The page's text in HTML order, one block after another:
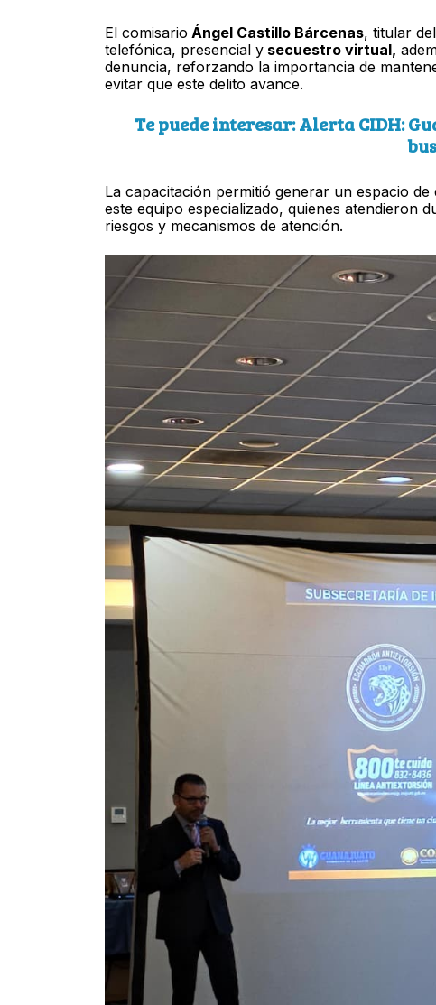
El comisario Ángel Castillo Bárcenas, titular
telefónica, presencial ysecuestro virtual,
denuncia, reforzando la importancia de
evitar que este delito avance.
Te puede interesar: Alerta CIDH:
La capacitación permitió generar un espacio
este equipo especializado, quienes atendieron
riesgos y mecanismos de atención.